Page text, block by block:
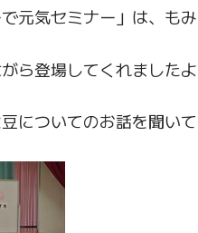
元気セミナー」は、も
ら登場してくれました
についてのお話を聞い